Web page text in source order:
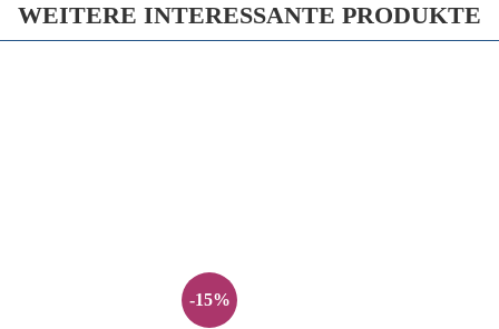
WEITERE INTERESSANTE PRODUKTE
-15%